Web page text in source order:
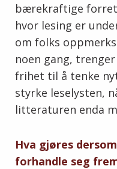
bærekraftige
hvor lesing er
om folks
noen gang,
frihet til å tenke
styrke leselysten,
litteraturen enda
Hva gjøres
forhandle seg